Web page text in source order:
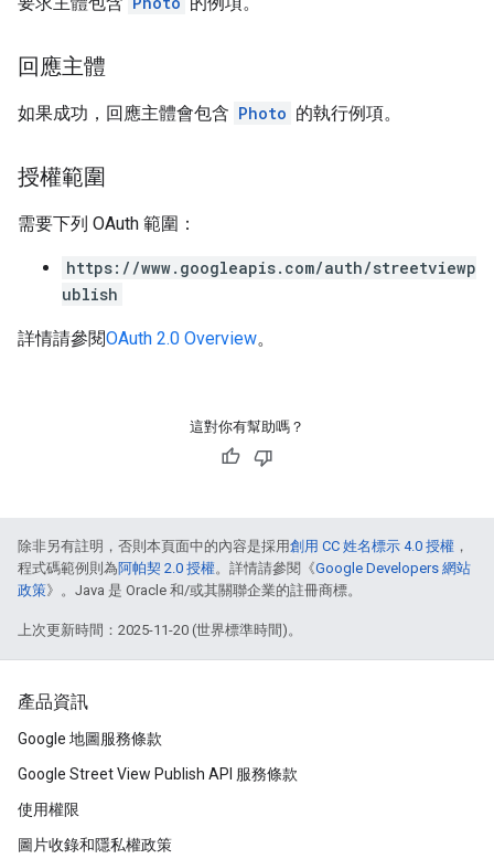
回應主體
如果成功，回應主體會包含 Photo 的執行例項。
授權範圍
需要下列 OAuth 範圍：
https://www.googleapis.com/auth/streetviewp
ublish
詳情請參閱OAuth 2.0 Overview。
這對你有幫助嗎？
除非另有註明，否則本頁面中的內容是採用創用 CC 姓名標示 4.0 授權 ，
程式碼範例則為阿帕契 2.0 授權。詳情請參閱《Google Developers 網站
政策》。Java 是 Oracle 和/或其關聯企業的註冊商標。
上次更新時間：2025-11-20 (世界標準時間)。
產品資訊
Google 地圖服務條款
Google Street View Publish API 服務條款
使用權限
圖片收錄和隱私權政策